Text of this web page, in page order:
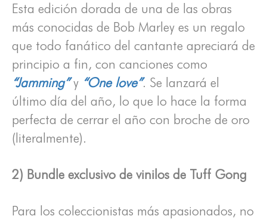
Esta edición dorada de una de las obras
más conocidas de Bob Marley es un regalo
que todo fanático del cantante apreciará de
principio a fin, con canciones como
“Jamming”y “One love”. Se lanzará el
último día del año, lo que lo hace la forma
perfecta de cerrar el año con broche de oro
(literalmente).
2) Bundle exclusivo de vinilos de Tuff Gong
Para los coleccionistas más apasionados, no